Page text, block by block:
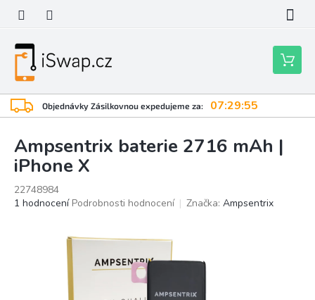
obsah
Objednávky Zásilkovnou expedujeme za: 07:29:54
Nákupní
košík
Ampsentrix baterie 2716 mAh |
iPhone X
22748984
Průměrné
1 hodnocení Podrobnosti hodnocení Značka: Ampsentrix